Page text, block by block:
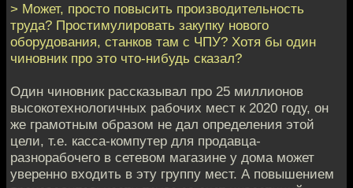
> Может, просто повысить производительность
труда? Простимулировать закупку нового
оборудования, станков там с ЧПУ? Хотя бы один
чиновник про это что-нибудь сказал?
Один чиновник рассказывал про 25 миллионов
высокотехнологичных рабочих мест к 2020 году, он
же грамотным образом не дал определения этой
цели, т.е. касса-компутер для продавца-
разнорабочего в сетевом магазине у дома может
уверенно входить в эту группу мест. А повышением